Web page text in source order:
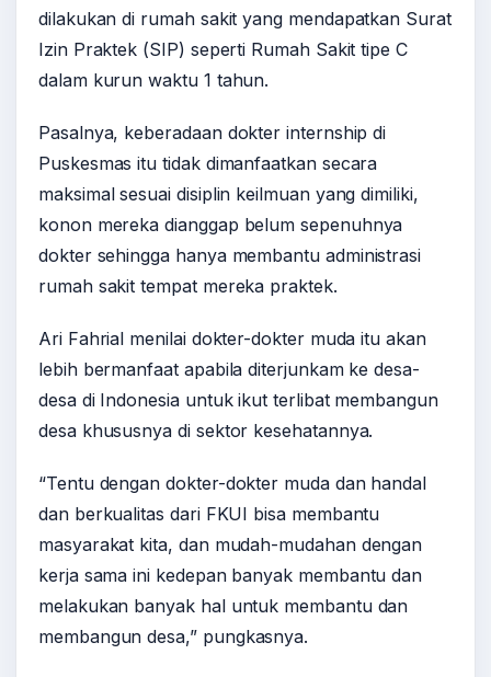
dilakukan di rumah sakit yang mendapatkan Surat
Izin Praktek (SIP) seperti Rumah Sakit tipe C
dalam kurun waktu 1 tahun.
Pasalnya, keberadaan dokter internship di
Puskesmas itu tidak dimanfaatkan secara
maksimal sesuai disiplin keilmuan yang dimiliki,
konon mereka dianggap belum sepenuhnya
dokter sehingga hanya membantu administrasi
rumah sakit tempat mereka praktek.
Ari Fahrial menilai dokter-dokter muda itu akan
lebih bermanfaat apabila diterjunkam ke desa-
desa di Indonesia untuk ikut terlibat membangun
desa khususnya di sektor kesehatannya.
“Tentu dengan dokter-dokter muda dan handal
dan berkualitas dari FKUI bisa membantu
masyarakat kita, dan mudah-mudahan dengan
kerja sama ini kedepan banyak membantu dan
melakukan banyak hal untuk membantu dan
membangun desa,” pungkasnya.